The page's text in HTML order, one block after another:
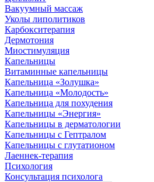
Вакуумный массаж
Уколы липолитиков
Карбокситерапия
Дермотония
Миостимуляция
Капельницы
Витаминные капельницы
Капельница «Золушка»
Капельница «Молодость»
Капельница для похудения
Капельницы «Энергия»
Капельницы в дерматологии
Капельницы с Гептралом
Капельницы с глутатионом
Лаеннек-терапия
Психология
Консультация психолога